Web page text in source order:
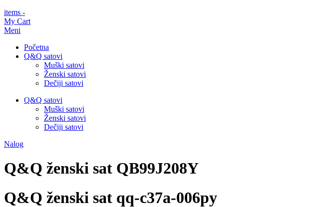
items -
My Cart
Meni
Početna
Q&Q satovi
Muški satovi
Ženski satovi
Dečiji satovi
Q&Q satovi
Muški satovi
Ženski satovi
Dečiji satovi
Nalog
Q&Q ženski sat QB99J208Y
Q&Q ženski sat qq-c37a-006py